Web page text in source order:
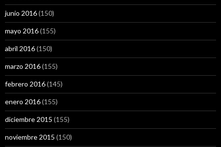
junio 2016(150)
mayo 2016(155)
abril 2016(150)
marzo 2016(155)
febrero 2016(145)
enero 2016(155)
diciembre 2015 (155)
noviembre 2015 (150)